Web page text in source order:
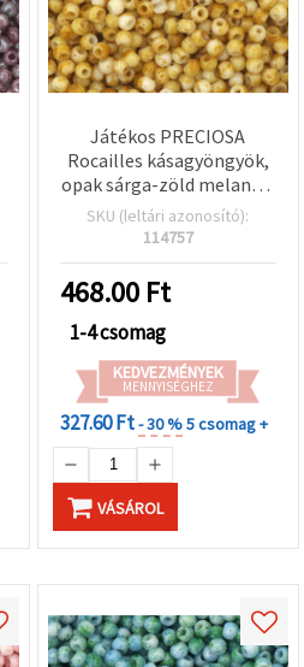
Játékos PRECIOSA
Rocailles kásagyöngyök,
opak sárga-zöld melanzs,
4 mm, lyuk 1 mm – 10 g
(±160 db) – Ideális vidám
kézműves projektekhez
SKU (leltári azonosító):
114757
468.00 Ft
1-4 csomag
KEDVEZMÉNYEK
MENNYISÉGHEZ
327.60 Ft- 30 %5 csomag +
VÁSÁROL